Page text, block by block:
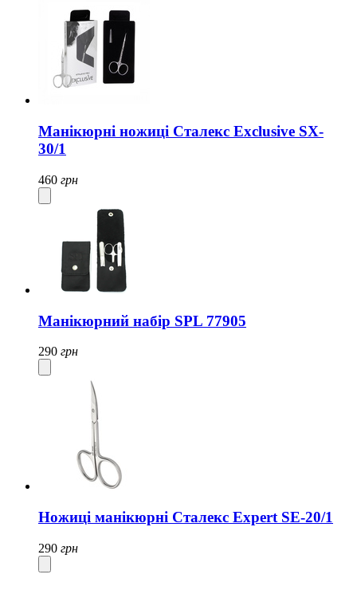
Манікюрні ножиці Сталекс Exclusive SX-
30/1
460 грн
Манікюрний набір SPL 77905
290 грн
Ножиці манікюрні Сталекс Expert SE-20/1
290 грн